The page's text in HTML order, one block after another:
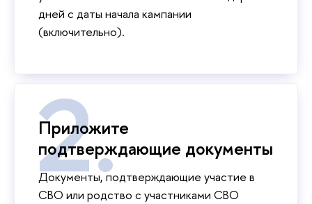
дней с даты начала кампании
(включительно).
Приложите
подтверждающие документы
Документы, подтверждающие участие в
СВО или родство с участниками СВО